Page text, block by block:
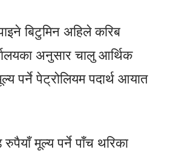
बिटुमिन अहिले करिब
अनुसार चालु आर्थिक
पर्ने पेट्रोलियम पदार्थ आयात
मूल्य पर्ने पाँच थरिका